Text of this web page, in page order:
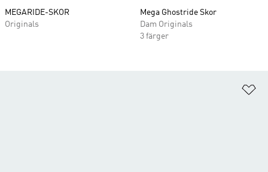
MEGARIDE-SKOR
Originals
Mega Ghostride Skor
Dam Originals
3 färger